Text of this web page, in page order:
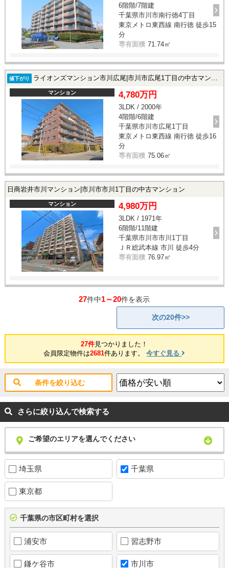
6階階/7階建
千葉県市川市南行徳4丁目
東京メトロ東西線 南行徳 徒歩15
分
専有面積 71.74㎡
値下がり ライオンズマンション市川広尾|市川市広尾1丁目の中古マンション
マンション 4,780万円
3LDK / 2000年
4階階/6階建
千葉県市川市広尾1丁目
東京メトロ東西線 南行徳 徒歩16
分
専有面積 75.06㎡
日商岩井市川マンション|市川市市川1丁目の中古マンション
マンション 4,980万円
3LDK / 1971年
6階階/11階建
千葉県市川市市川1丁目
ＪＲ総武本線 市川 徒歩4分
専有面積 76.97㎡
27件中1～20件を表示
次の20件>>
27件見つかりました！
会員限定物件は2681件あります。今すぐ見る
条件を絞り込む
さらに絞り込んで検索する
ご希望のエリアを選んでください
埼玉県 千葉県
東京都
千葉県の市区町村を選択
浦安市 習志野市
鎌ケ谷市 市川市